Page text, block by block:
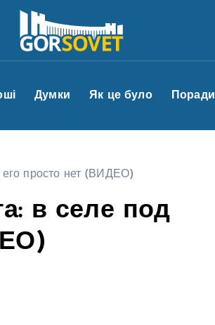
Думки Як це було Поради
его просто нет (ВИДЕО)
в селе под